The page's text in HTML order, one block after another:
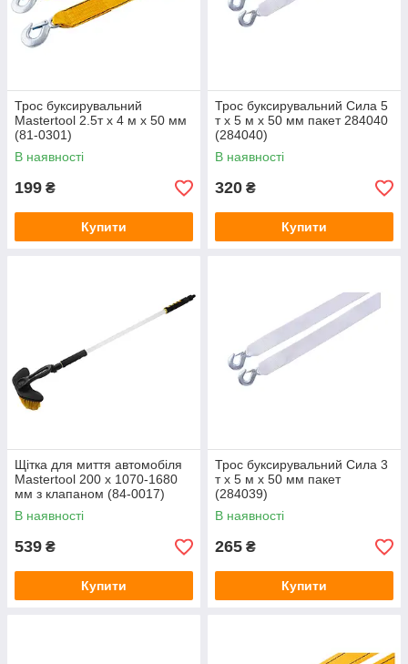
Трос буксирувальний
Mastertool 2.5т x 4 м x 50 мм
(81-0301)
В наявності
199 ₴
Купити
Трос буксирувальний Сила 5
т x 5 м x 50 мм пакет 284040
(284040)
В наявності
320 ₴
Купити
Щітка для миття автомобіля
Mastertool 200 x 1070-1680
мм з клапаном (84-0017)
В наявності
539 ₴
Купити
Трос буксирувальний Сила 3
т x 5 м x 50 мм пакет
(284039)
В наявності
265 ₴
Купити